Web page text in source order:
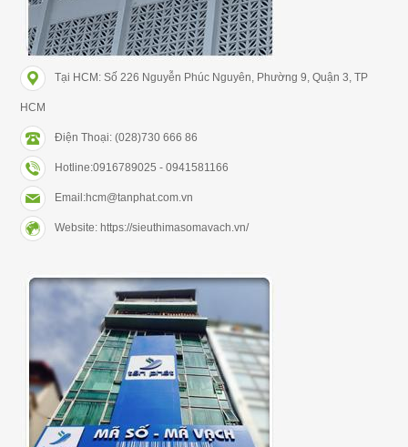
Tại HCM: Số 226 Nguyễn Phúc Nguyên, Phường 9, Quận 3, TP
HCM
Điện Thoại: (028)730 666 86
Hotline:0916789025 - 0941581166
Email:hcm@tanphat.com.vn
Website: https://sieuthimasomavach.vn/